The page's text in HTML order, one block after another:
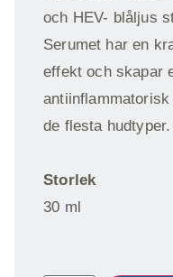
och HEV- blåljus
Serumet har en
effekt och skapar
de flesta hudtyper.
Storlek
30 ml